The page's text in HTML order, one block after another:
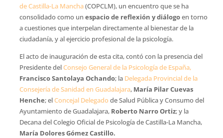
de Castilla-La Mancha(COPCLM), un encuentro que se ha
consolidado como un espacio de reflexión y diálogoen torno
a cuestiones que interpelan directamente al bienestar de la
ciudadanía, y al ejercicio profesional de la psicología.
El acto de inauguración de esta cita, contó con la presencia del
Presidente delConsejo General de la Psicología de España,
Francisco Santolaya Ochando; la Delegada Provincial de la
Consejería de Sanidad en Guadalajara, María Pilar Cuevas
Henche; elConcejal Delegado de Salud Pública y Consumo del
Ayuntamiento de Guadalajara, Roberto Narro Ortiz; y la
Decana del Colegio Oficial de Psicología de Castilla-La Mancha,
María Dolores Gómez Castillo.